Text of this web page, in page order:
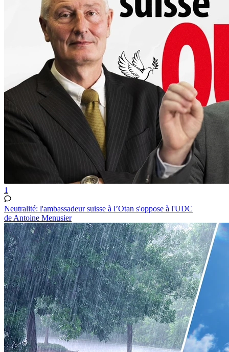
1
Neutralité: l'ambassadeur suisse à l’Otan s'oppose à l'UDC
de Antoine Menusier